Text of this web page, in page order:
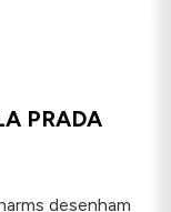
PRADA
desenham